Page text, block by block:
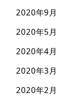
2020年9月
2020年5月
2020年4月
2020年3月
2020年2月